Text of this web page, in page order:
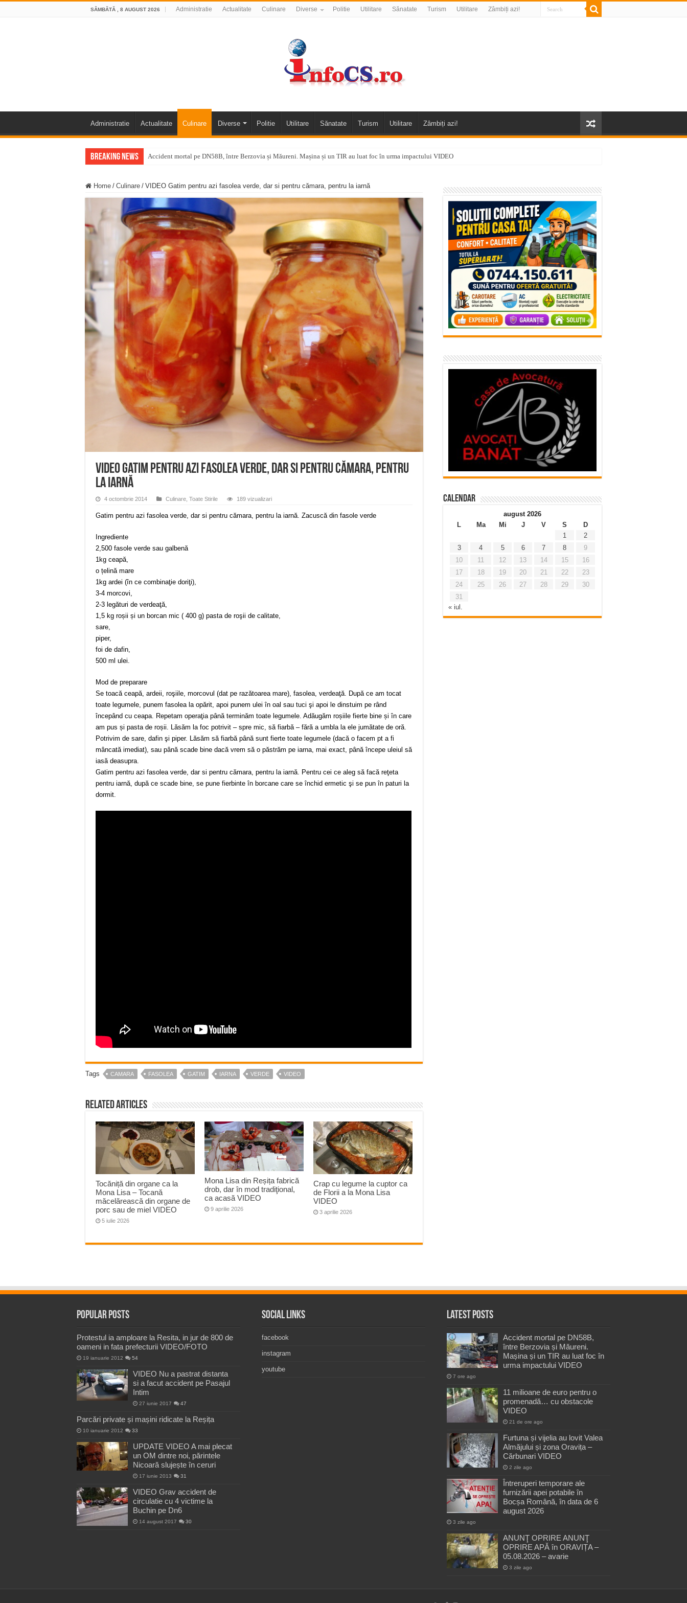
SÂMBĂTĂ , 8 AUGUST 2026 Administratie Actualitate Culinare Diverse Politie Utilitare Sănatate Turism Utilitare Zâmbiți azi!
Administratie Actualitate Culinare Diverse Politie Utilitare Sănatate Turism Utilitare Zâmbiți azi!
Breaking News Accident mortal pe DN58B, între Berzovia și Măureni. Mașina și un TIR au luat foc în urma impactului VIDEO
Furtuna și vijelia au lovit Valea Almăjului și zona Oravița – Cărbunari VIDEO
Întreruperi temporare ale furnizării apei potabile în Bocșa Română, în data de 6 august 2026
ANUNŢ OPRIRE ANUNŢ OPRIRE APĂ în ORAVIȚA – 05.08.2026 – avarie
Anunț important – Închidere temporară Podul de Piatră din Herculane
Ștrandul Termal Ring din Oravița – locul unde natura a ascuns un izvor de sănătate VIDEO
Miresme de lavandă, mentă și flori de vară și râsete de copii la Carașova VIDEO
ANUNȚ OPRIRE APĂ în Reșița – avarie – 04.08.2026 – str. Văliugului și Plastomet
ANUNŢ OPRIRE APĂ în CARANSEBEȘ – 04.08.2026 – avarie – Calea Severinului
Home / Culinare / VIDEO Gatim pentru azi fasolea verde, dar si pentru cămara, pentru la iarnă
VIDEO Gatim pentru azi fasolea verde, dar si pentru cămara, pentru
la iarnă
4 octombrie 2014 Culinare Toate Stirile 189 vizualizari
Gatim pentru azi fasolea verde, dar si pentru cămara, pentru la iarnă. Zacuscă din fasole verde
Ingrediente
2,500 fasole verde sau galbenă
1kg ceapă,
o țelină mare
1kg ardei (în ce combinaţie doriţi),
3-4 morcovi,
2-3 legături de verdeaţă,
1,5 kg roșii și un borcan mic ( 400 g) pasta de roşii de calitate,
sare,
piper,
foi de dafin,
500 ml ulei.
Mod de preparare
Se toacă ceapă, ardeii, roşiile, morcovul (dat pe razătoarea mare), fasolea, verdeaţă. După ce am tocat
toate legumele, punem fasolea la opărit, apoi punem ulei în oal sau tuci şi apoi le dinstuim pe rând
începând cu ceapa. Repetam operaţia până terminăm toate legumele. Adăugăm roșiile fierte bine și în care
am pus și pasta de roșii. Lăsăm la foc potrivit – spre mic, să fiarbă – fără a umbla la ele jumătate de oră.
Potrivim de sare, dafin şi piper. Lăsăm să fiarbă până sunt fierte toate legumele (dacă o facem pt a fi
mâncată imediat), sau până scade bine dacă vrem să o păstrăm pe iarna, mai exact, până începe uleiul să
iasă deasupra.
Gatim pentru azi fasolea verde, dar si pentru cămara, pentru la iarnă. Pentru cei ce aleg să facă reţeta
pentru iarnă, după ce scade bine, se pune fierbinte în borcane care se închid ermetic şi se pun în paturi la
dormit.
Tags CAMARA FASOLEA GATIM IARNA VERDE VIDEO
Related Articles
Tocăniță din organe ca la
Mona Lisa – Tocană
măcelărească din organe de
porc sau de miel VIDEO
5 iulie 2026
Mona Lisa din Reșița fabrică
drob, dar în mod tradiţional,
ca acasă VIDEO
9 aprilie 2026
Crap cu legume la cuptor ca
de Florii a la Mona Lisa
VIDEO
3 aprilie 2026
Calendar
august 2026
L
Ma Mi J V S
D
1
2
3
4 5 6 7 8
9
10
11 12 13 14 15
16
17
18 19 20 21 22
23
24
25 26 27 28 29
30
31
« iul.
Popular Posts
Protestul ia amploare la Resita, in jur de 800 de
oameni in fata prefecturii VIDEO/FOTO
19 ianuarie 2012 54
VIDEO Nu a pastrat distanta
si a facut accident pe Pasajul
Intim
27 iunie 2017 47
Parcări private și mașini ridicate la Reșița
10 ianuarie 2012 33
UPDATE VIDEO A mai plecat
un OM dintre noi, părintele
Nicoară slujește în ceruri
17 iunie 2013 31
VIDEO Grav accident de
circulatie cu 4 victime la
Buchin pe Dn6
14 august 2017 30
Social Links
facebook
instagram
youtube
Latest Posts
Accident mortal pe DN58B,
între Berzovia și Măureni.
Mașina și un TIR au luat foc în
urma impactului VIDEO
7 ore ago
11 milioane de euro pentru o
promenadă… cu obstacole
VIDEO
21 de ore ago
Furtuna și vijelia au lovit Valea
Almăjului și zona Oravița –
Cărbunari VIDEO
2 zile ago
Întreruperi temporare ale
furnizării apei potabile în
Bocșa Română, în data de 6
august 2026
3 zile ago
ANUNŢ OPRIRE ANUNŢ
OPRIRE APĂ în ORAVIȚA –
05.08.2026 – avarie
3 zile ago